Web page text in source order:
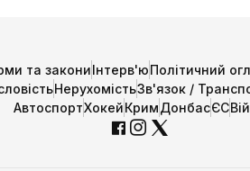
та закониІнтерв'юПолітичний
НерухомістьЗв'язок /
АвтоспортХокейКримДонбасЄС